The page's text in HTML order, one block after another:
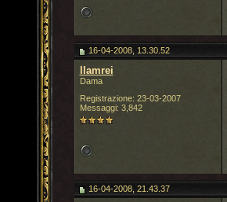
16-04-2008, 13.30.52
llamrei
Dama
Registrazione: 23-03-2007
Messaggi: 3,842
16-04-2008, 21.43.37